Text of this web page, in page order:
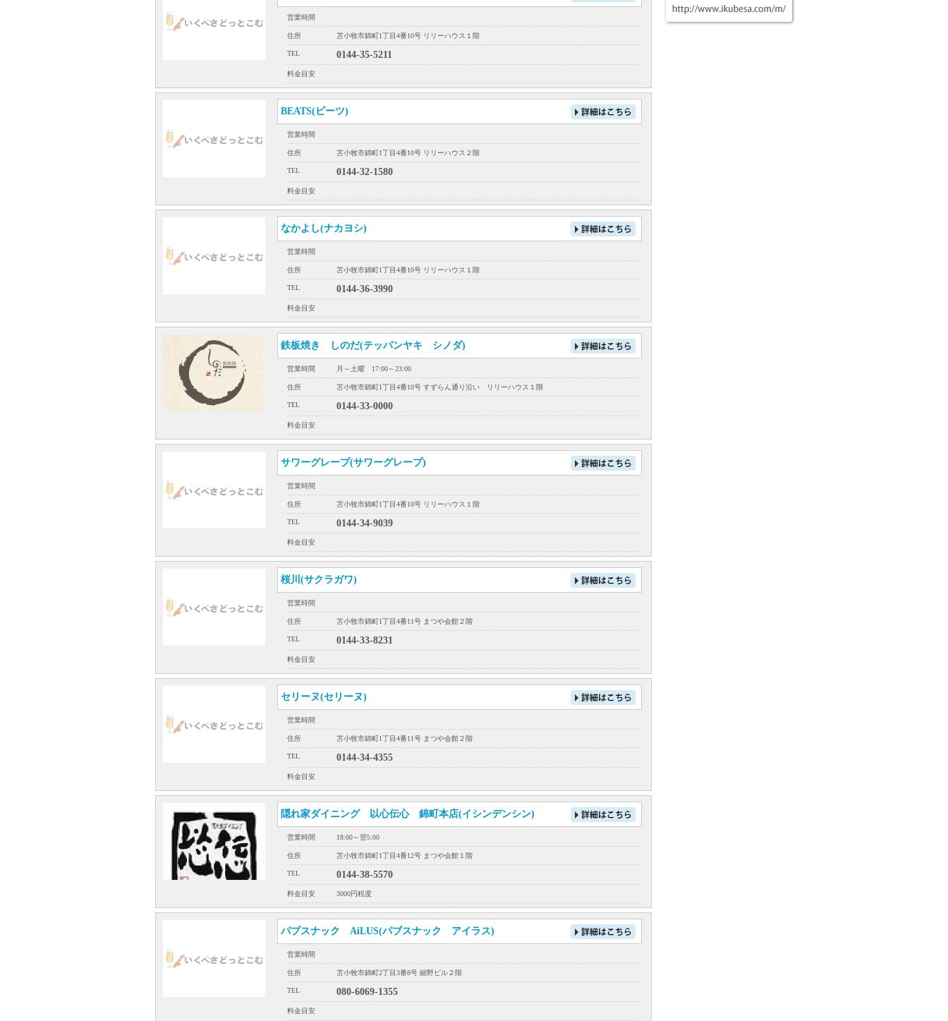
営業時間
住所 苫小牧市錦町1丁目4番10号 リリーハウス１階
TEL 0144-35-5211
料金目安
BEATS(ビーツ)
営業時間
住所 苫小牧市錦町1丁目4番10号 リリーハウス２階
TEL 0144-32-1580
料金目安
なかよし(ナカヨシ)
営業時間
住所 苫小牧市錦町1丁目4番10号 リリーハウス１階
TEL 0144-36-3990
料金目安
鉄板焼き しのだ(テッパンヤキ シノダ)
営業時間 月～土曜 17:00～23:00
住所 苫小牧市錦町1丁目4番10号 すずらん通り沿い リリーハウス１階
TEL 0144-33-0000
料金目安
サワーグレープ(サワーグレープ)
営業時間
住所 苫小牧市錦町1丁目4番10号 リリーハウス１階
TEL 0144-34-9039
料金目安
桜川(サクラガワ)
営業時間
住所 苫小牧市錦町1丁目4番11号 まつや会館２階
TEL 0144-33-8231
料金目安
セリーヌ(セリーヌ)
営業時間
住所 苫小牧市錦町1丁目4番11号 まつや会館２階
TEL 0144-34-4355
料金目安
隠れ家ダイニング 以心伝心 錦町本店(イシンデンシン)
営業時間 18:00～翌5:00
住所 苫小牧市錦町1丁目4番12号 まつや会館１階
TEL 0144-38-5570
料金目安 3000円程度
パブスナック AiLUS(パブスナック アイラス)
営業時間
住所 苫小牧市錦町2丁目3番8号 細野ビル２階
TEL 080-6069-1355
料金目安